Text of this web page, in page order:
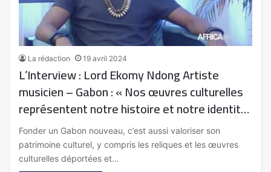
La rédaction 19 avril 2024
L’Interview : Lord Ekomy Ndong Artiste
musicien – Gabon : « Nos œuvres culturelles
représentent notre histoire et notre identité.
Notre objectif est de ramener ces œuvres
dans notre pays pour témoigner de notre
souveraineté »
Fonder un Gabon nouveau, c’est aussi valoriser son
patrimoine culturel, y compris les reliques et les œuvres
culturelles déportées et…